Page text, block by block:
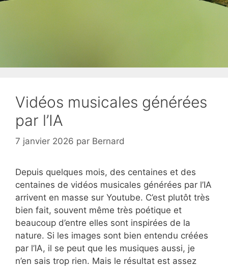
Vidéos musicales générées
par l’IA
7 janvier 2026 par Bernard
Depuis quelques mois, des centaines et des
centaines de vidéos musicales générées par l’IA
arrivent en masse sur Youtube. C’est plutôt très
bien fait, souvent même très poétique et
beaucoup d’entre elles sont inspirées de la
nature. Si les images sont bien entendu créées
par l’IA, il se peut que les musiques aussi, je
n’en sais trop rien. Mais le résultat est assez